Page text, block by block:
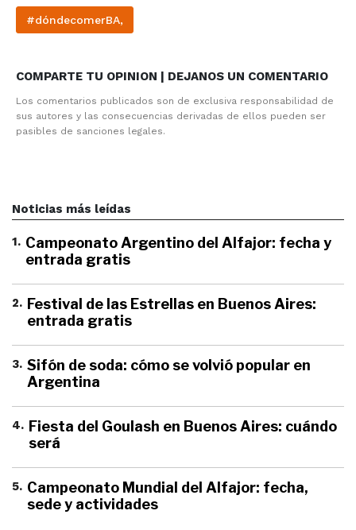
#dóndecomerBA,
COMPARTE TU OPINION | DEJANOS UN COMENTARIO
Los comentarios publicados son de exclusiva responsabilidad de
sus autores y las consecuencias derivadas de ellos pueden ser
pasibles de sanciones legales.
Noticias más leídas
1. Campeonato Argentino del Alfajor: fecha y
entrada gratis
2. Festival de las Estrellas en Buenos Aires:
entrada gratis
3. Sifón de soda: cómo se volvió popular en
Argentina
4. Fiesta del Goulash en Buenos Aires: cuándo
será
5. Campeonato Mundial del Alfajor: fecha,
sede y actividades